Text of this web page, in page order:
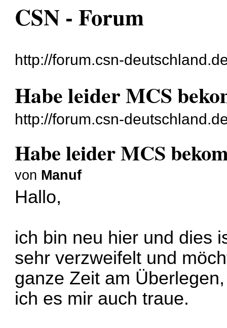
CSN - Forum
http://forum.csn-
Habe leider MCS
http://forum.csn-
Habe leider MCS
von Manuf
Hallo,
ich bin neu hier und dies
sehr verzweifelt und
ganze Zeit am
ich es mir auch traue.